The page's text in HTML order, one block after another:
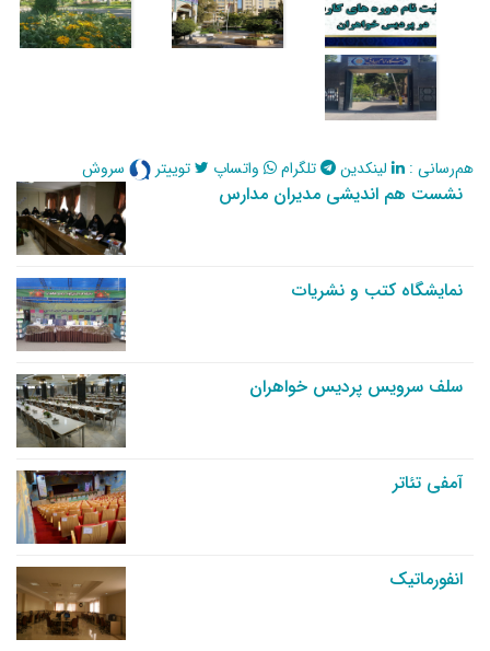
هم‌رسانی : لینکدین تلگرام واتساپ توییتر سروش
نشست هم اندیشی مدیران مدارس
نمایشگاه کتب و نشریات
سلف سرویس پردیس خواهران
آمفی تئاتر
انفورماتیک